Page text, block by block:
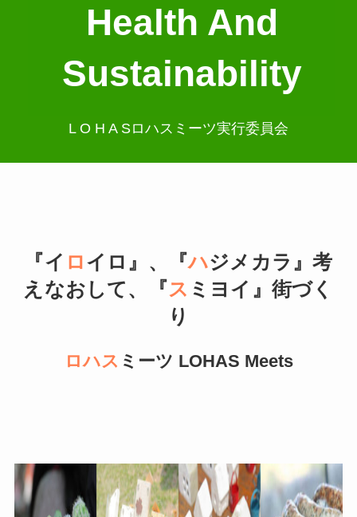
Health And
Sustainability
L O H A Sロハスミーツ実行委員会
『イ ロイロ』、『ハジメカラ』考
えなおして、『ス ミヨイ』街づく
り
ロハス ミーツ LOHAS Meets